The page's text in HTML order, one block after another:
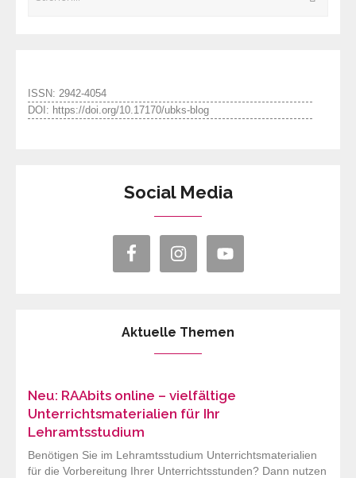
ISSN: 2942-4054
DOI: https://doi.org/10.17170/ubks-blog
Social Media
Aktuelle Themen
Neu: RAAbits online – vielfältige
Unterrichtsmaterialien für Ihr
Lehramtsstudium
Benötigen Sie im Lehramtsstudium Unterrichtsmaterialien
für die Vorbereitung Ihrer Unterrichtsstunden? Dann nutzen